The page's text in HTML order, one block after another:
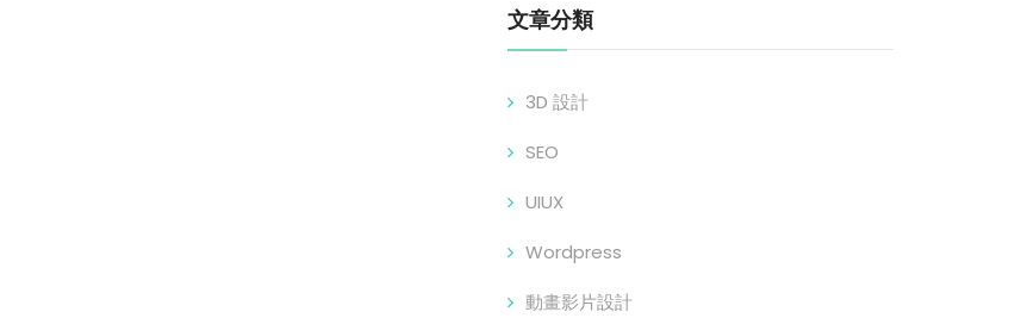
文章分類
3D 設計
SEO
UIUX
Wordpress
動畫影片設計